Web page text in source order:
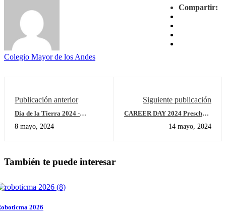
Compartir:
Colegio Mayor de los Andes
Publicación anterior
Día de la Tierra 2024 -
8 mayo, 2024
Siguiente publicación
CAREER DAY 2024 Preschool
14 mayo, 2024
También te puede interesar
2026